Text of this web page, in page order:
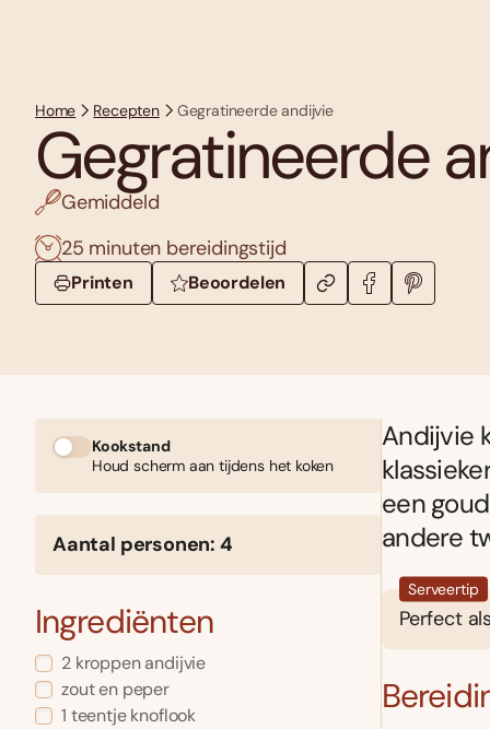
Home Recepten Gegratineerde andijvie
Gegratineerde
Gemiddeld
25 minuten bereidingstijd
Printen Beoordelen
Kookstand
Houd scherm aan tijdens het koken
Aantal personen: 4
Ingrediënten
2 kroppen andijvie
zout en peper
1 teentje knoflook
Andijvie
een
andere
Serveertip
Perfect als